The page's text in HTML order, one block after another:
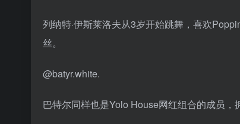
列纳特·伊斯莱洛夫从3岁开始跳舞，喜欢
丝。
@batyr.white.
巴特尔同样也是Yolo House网红组合的成员，